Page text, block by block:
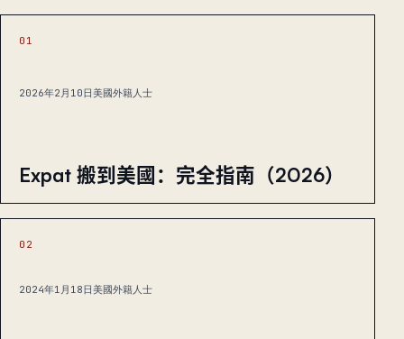
01
2026年2月10日美國外籍人士
Expat 搬到美國：完全指南（2026）
02
2024年1月18日美國外籍人士